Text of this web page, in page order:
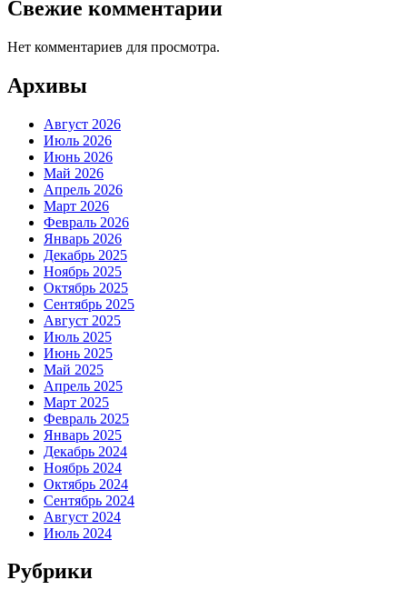
Свежие комментарии
Нет комментариев для просмотра.
Архивы
Август 2026
Июль 2026
Июнь 2026
Май 2026
Апрель 2026
Март 2026
Февраль 2026
Январь 2026
Декабрь 2025
Ноябрь 2025
Октябрь 2025
Сентябрь 2025
Август 2025
Июль 2025
Июнь 2025
Май 2025
Апрель 2025
Март 2025
Февраль 2025
Январь 2025
Декабрь 2024
Ноябрь 2024
Октябрь 2024
Сентябрь 2024
Август 2024
Июль 2024
Рубрики